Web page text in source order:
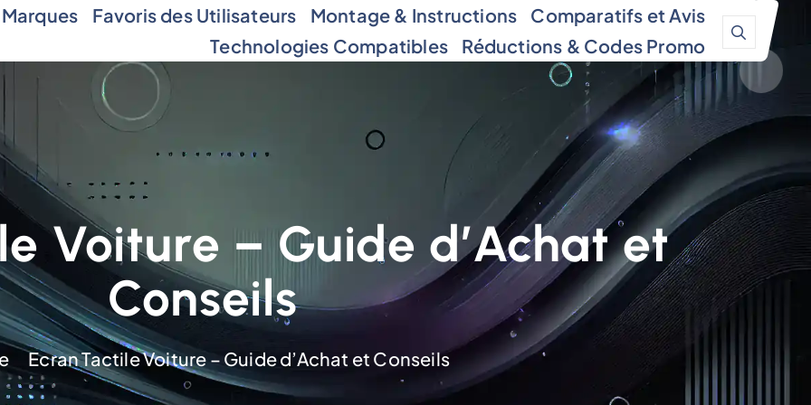
Favoris des Utilisateurs Montage & Instructions
Comparatifs et Avis
Technologies Compatibles
Réductions & Codes Promo
Voiture – Guide d’Achat et
Conseils
Ecran Tactile Voiture – Guide d’Achat et Conseils